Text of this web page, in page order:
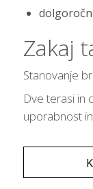
Zakaj
Stanovanje
Dve terasi in
uporabnost